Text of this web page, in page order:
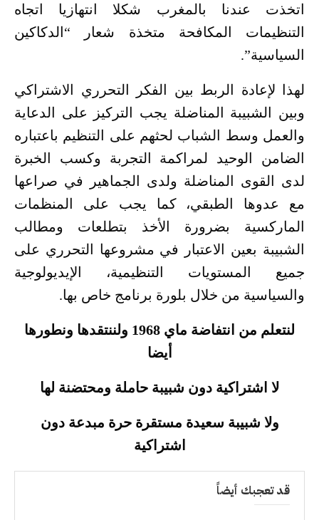
اتخذت عندنا بالمغرب شكلا انتهازيا اتجاه
التنظيمات المكافحة متخذة شعار “الدكاكين
السياسية”.
لهذا لإعادة الربط بين الفكر التحرري الاشتراكي
وبين الشبيبة المناضلة يجب التركيز على الدعاية
والعمل وسط الشباب لحثهم على التنظيم باعتباره
الضامن الوحيد لمراكمة التجربة وكسب الخبرة
لدى القوى المناضلة ولدى الجماهير في صراعها
مع عدوها الطبقي، كما يجب على المنظمات
الماركسية بضرورة الأخذ بتطلعات ومطالب
الشبيبة بعين الاعتبار في مشروعها التحرري على
جميع المستويات التنظيمية، الإيديولوجية
والسياسية من خلال بلورة برنامج خاص بها.
لنتعلم من انتفاضة ماي 1968 ولننتقدها ونطورها
أيضا
لا اشتراكية دون شبيبة حاملة ومحتضنة لها
ولا شبيبة سعيدة مستقرة حرة مبدعة دون
اشتراكية
قد تعجبك أيضاً